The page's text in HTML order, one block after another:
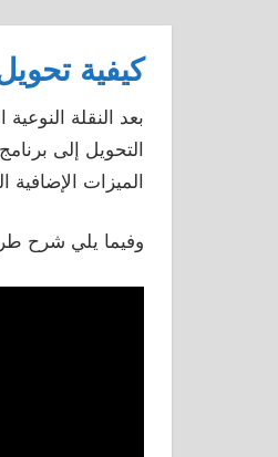
كيفية
بعد النقلة
التحويل إلى
الميزات
وفيما يلي شرح